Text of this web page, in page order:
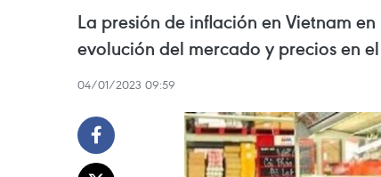
La presión de inflación en Vietnam
evolución del mercado y precios en
04/01/2023 09:59